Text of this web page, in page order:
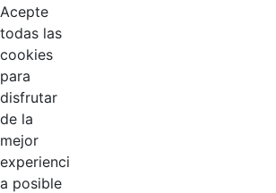
Acepte
todas las
cookies
para
disfrutar
de la
mejor
experienci
a posible